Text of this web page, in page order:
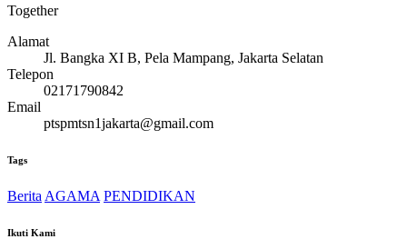
Together
Alamat
Jl. Bangka XI B, Pela Mampang, Jakarta Selatan
Telepon
02171790842
Email
ptspmtsn1jakarta@gmail.com
Tags
BeritaAGAMA PENDIDIKAN
Ikuti Kami